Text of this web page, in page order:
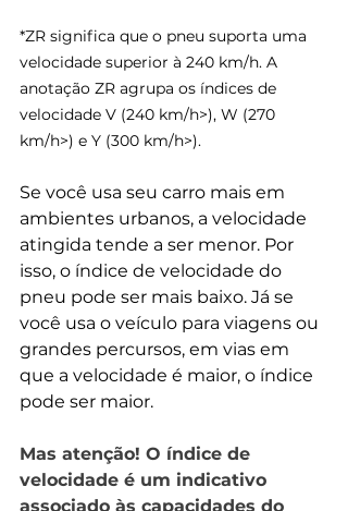
*ZR significa que o pneu suporta uma
velocidade superior à 240 km/h. A
anotação ZR agrupa os índices de
velocidade V (240 km/h>), W (270
km/h>) e Y (300 km/h>).
Se você usa seu carro mais em
ambientes urbanos, a velocidade
atingida tende a ser menor. Por
isso, o índice de velocidade do
pneu pode ser mais baixo. Já se
você usa o veículo para viagens ou
grandes percursos, em vias em
que a velocidade é maior, o índice
pode ser maior.
Mas atenção! O índice de
velocidade é um indicativo
associado às capacidades do